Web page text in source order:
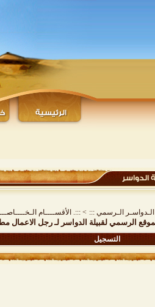
الـدواسـر الـرسمي ::: > :::. الأقســــام
الرسمي لقبيلة الدواسر لـ رجل
التسجيل